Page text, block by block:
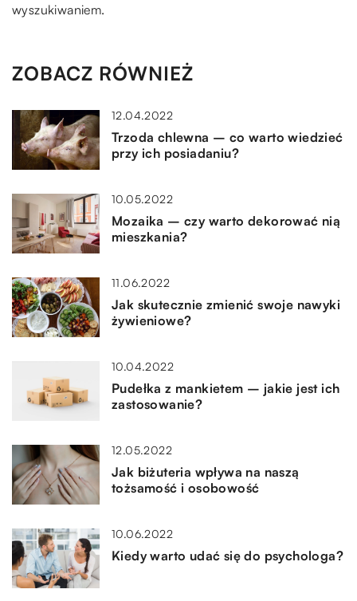
wyszukiwaniem.
ZOBACZ RÓWNIEŻ
12.04.2022
Trzoda chlewna – co warto wiedzieć
przy ich posiadaniu?
10.05.2022
Mozaika – czy warto dekorować nią
mieszkania?
11.06.2022
Jak skutecznie zmienić swoje nawyki
żywieniowe?
10.04.2022
Pudełka z mankietem – jakie jest ich
zastosowanie?
12.05.2022
Jak biżuteria wpływa na naszą
tożsamość i osobowość
10.06.2022
Kiedy warto udać się do psychologa?